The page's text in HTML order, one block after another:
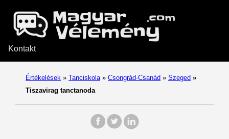
Kontakt
Értékelések » Tanciskola » Csongrád-Csanád » Szeged »
Tiszavirag tanctanoda